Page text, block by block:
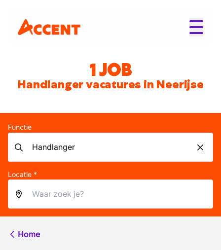
1 JOB
Handlanger vacatures in Neerijse
Functie
Locatie *
Home